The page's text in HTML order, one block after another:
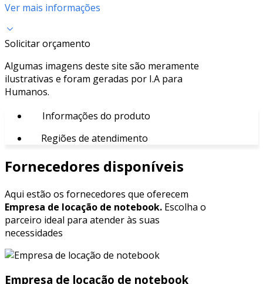
Ver mais informações
Solicitar orçamento
Algumas imagens deste site são meramente
ilustrativas e foram geradas por I.A para
Humanos.
Informações do produto
Regiões de atendimento
Fornecedores disponíveis
Aqui estão os fornecedores que oferecem
Empresa de locação de notebook. Escolha o
parceiro ideal para atender às suas
necessidades
Empresa de locação de notebook